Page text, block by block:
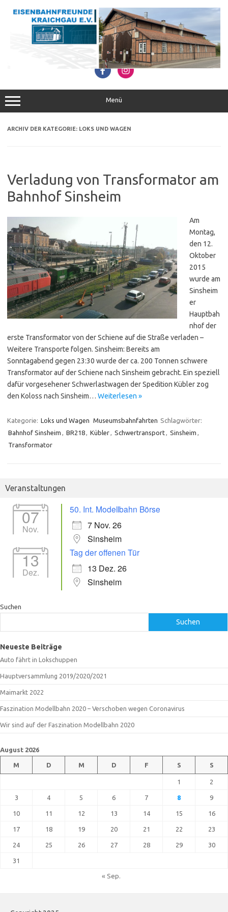
Inhalt
springen
Menü
ARCHIV DER KATEGORIE: LOKS UND WAGEN
Verladung von Transformator am
Bahnhof Sinsheim
Am
Montag,
den 12.
Oktober
2015
wurde am
Sinsheim
er
Hauptbah
nhof der
erste Transformator von der Schiene auf die Straße verladen –
Weitere Transporte folgen. Sinsheim: Bereits am
Sonntagabend gegen 23:30 wurde der ca. 200 Tonnen schwere
Transformator auf der Schiene nach Sinsheim gebracht. Ein speziell
dafür vorgesehener Schwerlastwagen der Spedition Kübler zog
den Koloss nach Sinsheim… Weiterlesen »
Kategorie: Loks und Wagen Museumsbahnfahrten Schlagwörter:
Bahnhof Sinsheim , BR218, Kübler, Schwertransport, Sinsheim ,
Transformator
Veranstaltungen
07
Nov.
50. Int. Modellbahn Börse
7 Nov. 26
Sinsheim
13
Dez.
Tag der offenen Tür
13 Dez. 26
Sinsheim
Suchen
Suchen
Neueste Beiträge
Auto fährt in Lokschuppen
Hauptversammlung 2019/2020/2021
Maimarkt 2022
Faszination Modellbahn 2020 – Verschoben wegen Coronavirus
Wir sind auf der Faszination Modellbahn 2020
August 2026
M D M D F S S
1 2
3 4 5 6 7 8 9
10 11 12 13 14 15 16
17 18 19 20 21 22 23
24 25 26 27 28 29 30
31
« Sep.